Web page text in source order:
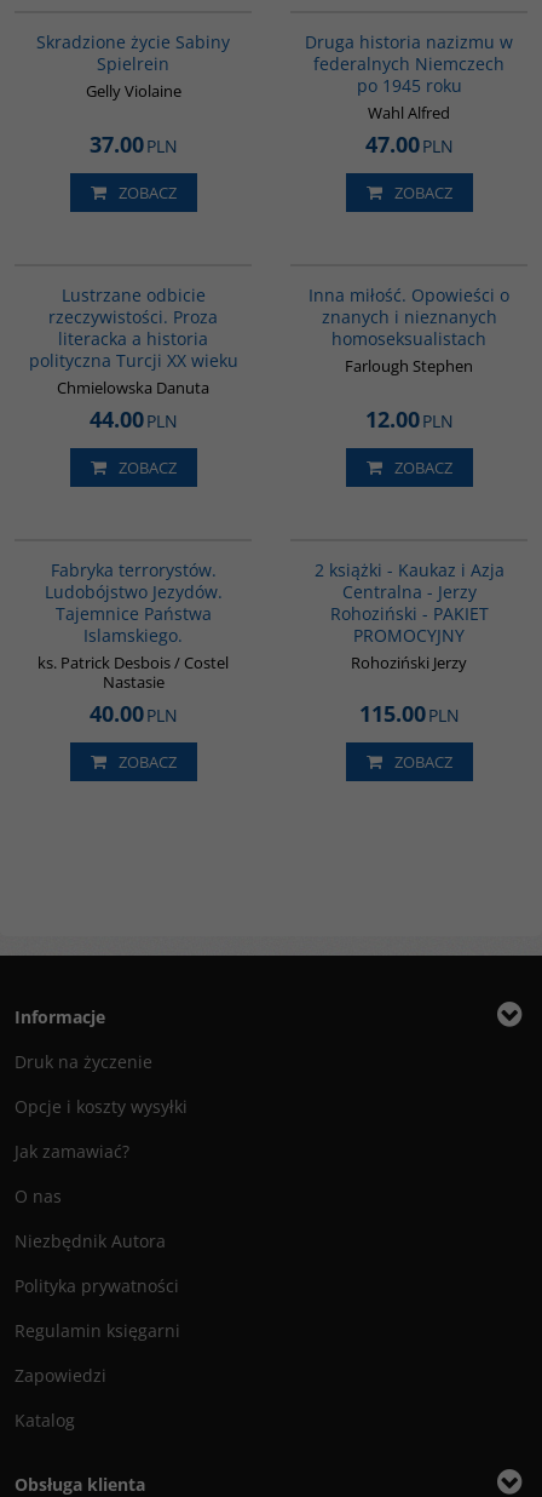
Skradzione życie Sabiny
Spielrein
Gelly Violaine
37.00PLN
ZOBACZ
Druga historia nazizmu w
federalnych Niemczech
po 1945 roku
Wahl Alfred
47.00PLN
ZOBACZ
Lustrzane odbicie
rzeczywistości. Proza
literacka a historia
polityczna Turcji XX wieku
Chmielowska Danuta
44.00PLN
ZOBACZ
Inna miłość. Opowieści o
znanych i nieznanych
homoseksualistach
Farlough Stephen
12.00PLN
ZOBACZ
Fabryka terrorystów.
Ludobójstwo Jezydów.
Tajemnice Państwa
Islamskiego.
ks. Patrick Desbois / Costel
Nastasie
40.00PLN
ZOBACZ
2 książki - Kaukaz i Azja
Centralna - Jerzy
Rohoziński - PAKIET
PROMOCYJNY
Rohoziński Jerzy
115.00PLN
ZOBACZ
Informacje
Druk na życzenie
Opcje i koszty wysyłki
Jak zamawiać?
O nas
Niezbędnik Autora
Polityka prywatności
Regulamin księgarni
Zapowiedzi
Katalog
Obsługa klienta